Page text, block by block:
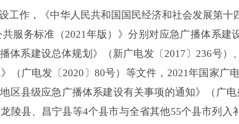
工作，《中华人民共和国国民经济和社会发展第十
服务标准（2021年版）》分别对应急广播体系建
体系建设总体规划》（新广电发〔2017〕 236号）
（广电发〔2020 〕 80号）等文件 ， 2021年国家广
区县级应急广播体系建设有关事项的通知》（广电
陵县、昌宁县等4个县市与全省其他55个县市列入